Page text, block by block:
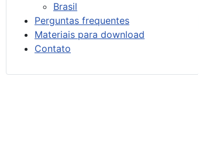
Brasil
Perguntas frequentes
Materiais para download
Contato